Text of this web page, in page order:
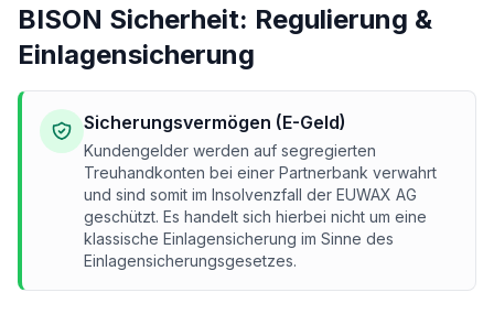
BISON Sicherheit: Regulierung &
Einlagensicherung
Sicherungsvermögen (E-Geld)
Kundengelder werden auf segregierten
Treuhandkonten bei einer Partnerbank verwahrt
und sind somit im Insolvenzfall der EUWAX AG
geschützt. Es handelt sich hierbei nicht um eine
klassische Einlagensicherung im Sinne des
Einlagensicherungsgesetzes.